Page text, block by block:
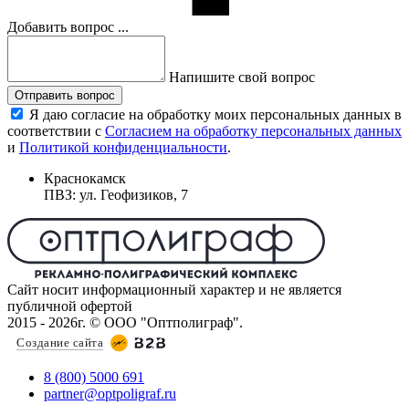
Добавить вопрос ...
Напишите свой вопрос
Отправить вопрос
Я даю согласие на обработку моих персональных данных в
соответствии с Согласием на обработку персональных данных
и Политикой конфиденциальности.
Краснокамск
ПВЗ: ул. Геофизиков, 7
Сайт носит информационный характер и не является
публичной офертой
2015 - 2026г. © ООО "Оптполиграф".
Создание сайта
8 (800) 5000 691
partner@optpoligraf.ru